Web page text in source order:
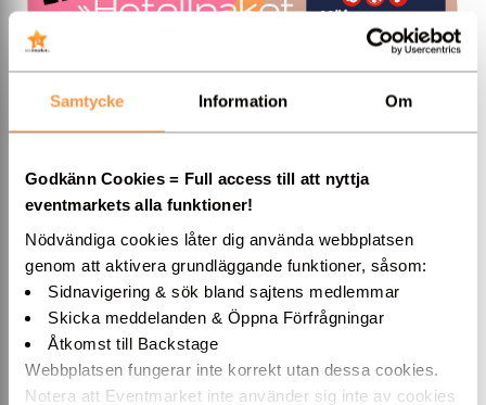
Samtycke Information Om
Godkänn Cookies = Full access till att nyttja
eventmarkets alla funktioner!
Nödvändiga cookies låter dig använda webbplatsen
genom att aktivera grundläggande funktioner, såsom:
Sidnavigering & sök bland sajtens medlemmar
Skicka meddelanden & Öppna Förfrågningar
Åtkomst till Backstage
Webbplatsen fungerar inte korrekt utan dessa cookies.
Notera att Eventmarket inte använder sig inte av cookies
Paketet inkluderar både biljetter och övernattning. Till vissa
Joyride The Musical - Malmö
Feelgood-musikalen Joyride the Musical, med musik av
legendariska popduon Roxette, hade världspremiär på Malmö
Opera 2024. 2026 kommer succén tillbaka till Malmö Opera.
C'mon join the joyride!
Ingen kan ha missat supersuccén Joyride the Musical – en av
Malmö Operas största publikframgångar någonsin. De nära
120 000 biljetterna sålde snabbt slut och efterfrågan har vida
överstigit tillgången. Musikalen har fått fantastiska recensioner
och föreställningarna har slutat med öronbedövande jubel och
dans i stolsraderna.